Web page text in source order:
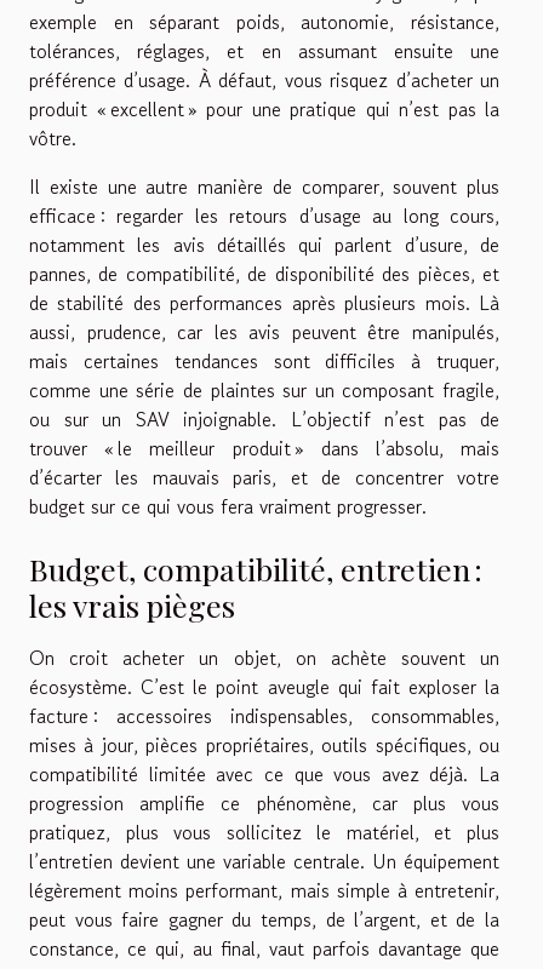
exemple en séparant poids, autonomie, résistance,
tolérances, réglages, et en assumant ensuite une
préférence d’usage. À défaut, vous risquez d’acheter un
produit « excellent » pour une pratique qui n’est pas la
vôtre.
Il existe une autre manière de comparer, souvent plus
efficace : regarder les retours d’usage au long cours,
notamment les avis détaillés qui parlent d’usure, de
pannes, de compatibilité, de disponibilité des pièces, et
de stabilité des performances après plusieurs mois. Là
aussi, prudence, car les avis peuvent être manipulés,
mais certaines tendances sont difficiles à truquer,
comme une série de plaintes sur un composant fragile,
ou sur un SAV injoignable. L’objectif n’est pas de
trouver « le meilleur produit » dans l’absolu, mais
d’écarter les mauvais paris, et de concentrer votre
budget sur ce qui vous fera vraiment progresser.
Budget, compatibilité, entretien :
les vrais pièges
On croit acheter un objet, on achète souvent un
écosystème. C’est le point aveugle qui fait exploser la
facture : accessoires indispensables, consommables,
mises à jour, pièces propriétaires, outils spécifiques, ou
compatibilité limitée avec ce que vous avez déjà. La
progression amplifie ce phénomène, car plus vous
pratiquez, plus vous sollicitez le matériel, et plus
l’entretien devient une variable centrale. Un équipement
légèrement moins performant, mais simple à entretenir,
peut vous faire gagner du temps, de l’argent, et de la
constance, ce qui, au final, vaut parfois davantage que